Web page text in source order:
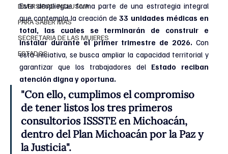
DIVERSIDAD INCLUSIVA
PARA SABER MAS
SECRETARIA DE LAS MUJERES
ESTADOS
Este despliegue forma parte de una estrategia integral
que contempla la creación de 33 unidades médicas en
total, las cuales se terminarán de construir e
instalar durante el primer trimestre de 2026. Con
esta iniciativa, se busca ampliar la capacidad territorial y
garantizar que los trabajadores del Estado reciban
atención digna y oportuna.
"Con ello, cumplimos el compromiso
de tener listos los tres primeros
consultorios ISSSTE en Michoacán,
dentro del Plan Michoacán por la Paz y
la Justicia".